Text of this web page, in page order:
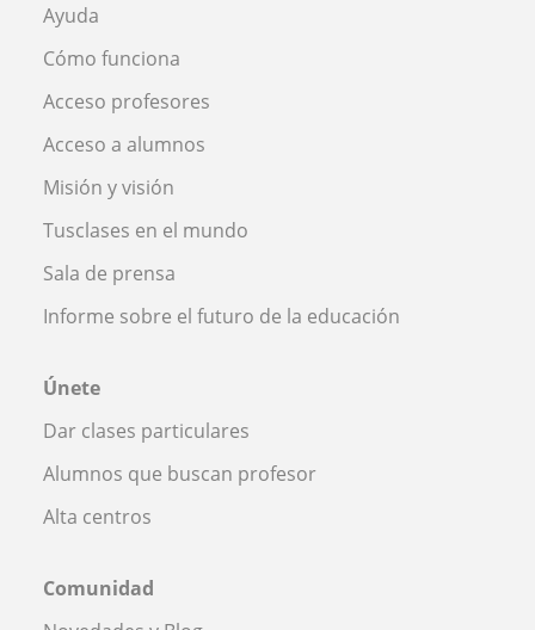
Ayuda
Cómo funciona
Acceso profesores
Acceso a alumnos
Misión y visión
Tusclases en el mundo
Sala de prensa
Informe sobre el futuro de la educación
Únete
Dar clases particulares
Alumnos que buscan profesor
Alta centros
Comunidad